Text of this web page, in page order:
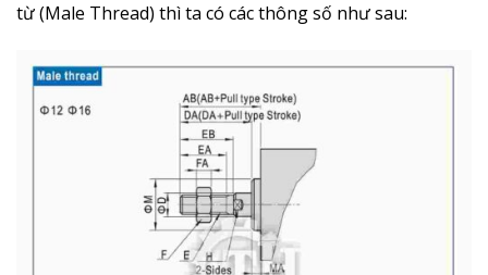
từ (Male Thread) thì ta có các thông số như sau: